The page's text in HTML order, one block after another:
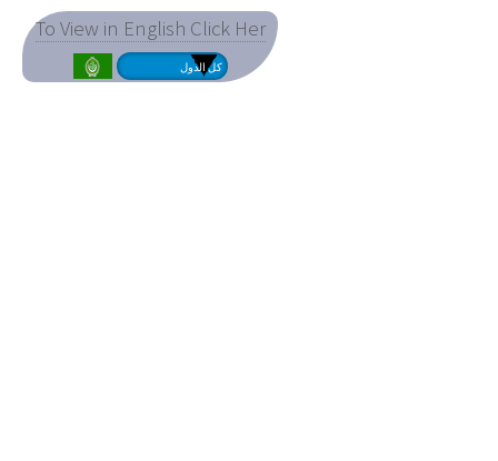
To View in English Click Her